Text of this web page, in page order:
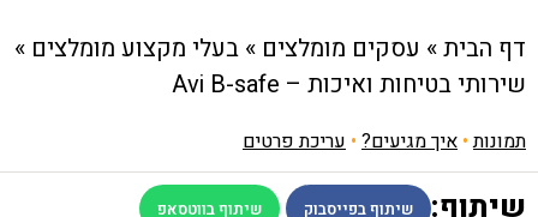
דף הבית» עסקים מומלצים » בעלי מקצוע מומלצים »
שירותי בטיחות ואיכות – Avi B-safe
תמונות• איך מגיעים? • עריכת פרטים
שיתוף בפייסבוק שיתוף בווטסאפ